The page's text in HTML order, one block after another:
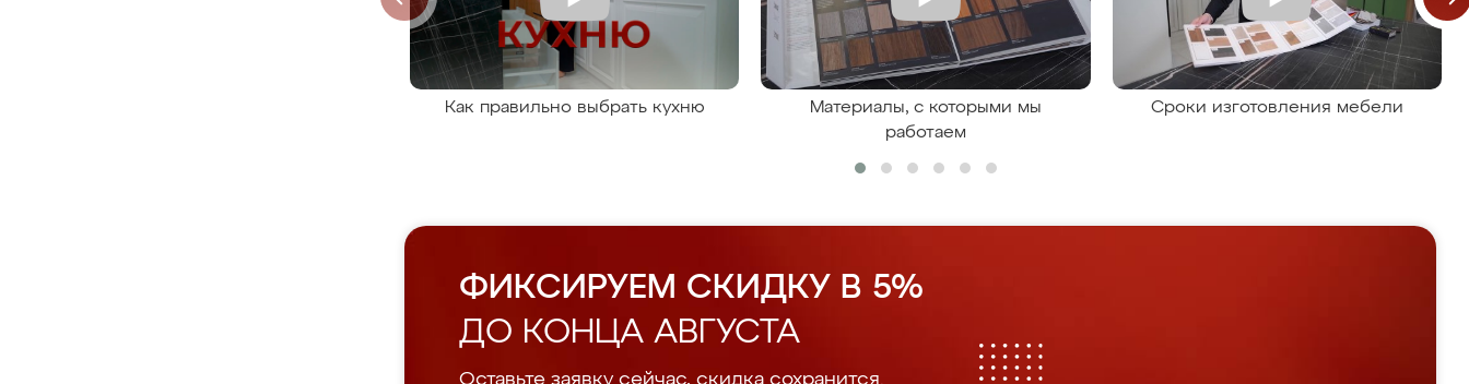
Как правильно выбрать кухню
Материалы, с которыми мы
работаем
Сроки изготовления мебели
ФИКСИРУЕМ СКИДКУ В 5%
ДО КОНЦА АВГУСТА
Оставьте заявку сейчас, скидка сохранится.